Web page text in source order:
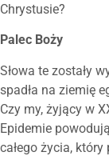
Chrystusie?
Palec Boży
Słowa te zostały
spadła na ziemię
Czy my, żyjący w
Epidemie
całego życia,